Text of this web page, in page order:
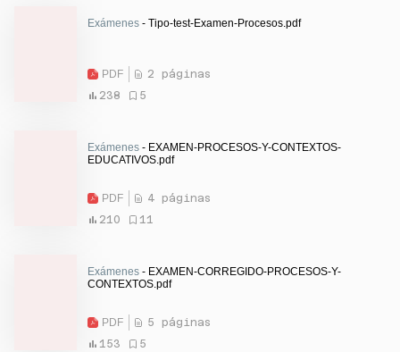
Exámenes - Tipo-test-Examen-Procesos.pdf
PDF
2 páginas
238
5
Exámenes - EXAMEN-PROCESOS-Y-CONTEXTOS-
EDUCATIVOS.pdf
PDF
4 páginas
210
11
Exámenes - EXAMEN-CORREGIDO-PROCESOS-Y-
CONTEXTOS.pdf
PDF
5 páginas
153
5